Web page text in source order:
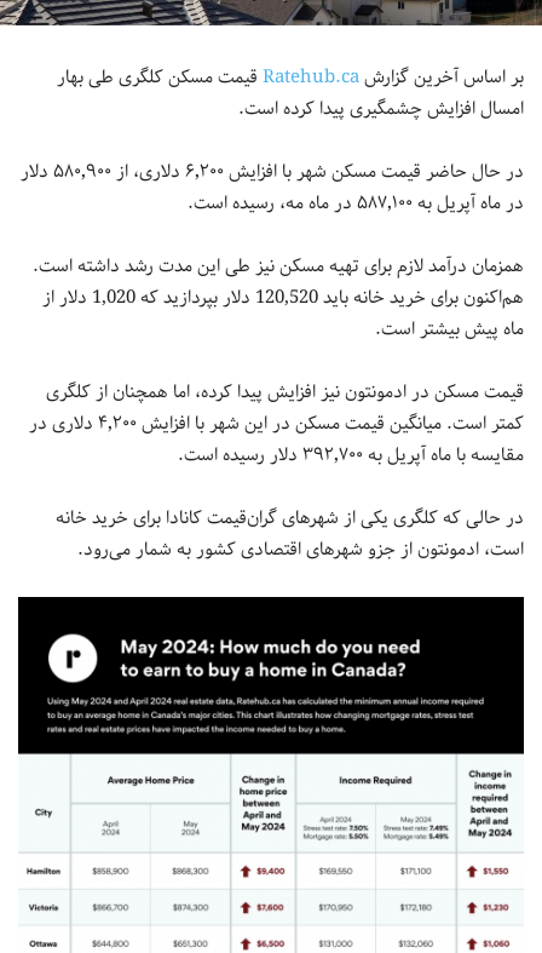
بر اساس آخرین گزارشRatehub.caقیمت مسکن کلگری طی بهار
امسال افزایش چشمگیری پیدا کرده است.
در حال حاضر قیمت مسکن شهر با افزایش ۶٬۲۰۰ دلاری، از ۵۸۰٬۹۰۰ دلار
در ماه آپریل به ۵۸۷٬۱۰۰ در ماه مه، رسیده است.
همزمان درآمد لازم برای تهیه مسکن نیز طی این مدت رشد داشته است.
هم‌اکنون برای خرید خانه باید 120,520 دلار بپردازید که 1,020 دلار از
ماه پیش بیشتر است.
قیمت مسکن در ادمونتون نیز افزایش پیدا کرده، اما همچنان از کلگری
کمتر است. میانگین قیمت مسکن در این شهر با افزایش ۴٬۲۰۰ دلاری در
مقایسه با ماه آپریل به ۳۹۲٬۷۰۰ دلار رسیده است.
در حالی که کلگری یکی از شهرهای گران‌قیمت کانادا برای خرید خانه
است، ادمونتون از جزو شهرهای اقتصادی کشور به شمار می‌رود.